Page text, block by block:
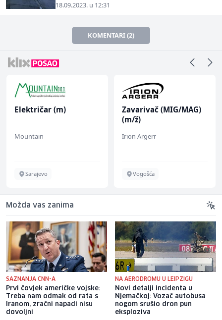
18.09.2023. u 12:31
KOMENTARI (2)
Električar (m)
Mountain
Sarajevo
Zavarivač (MIG/MAG)
(m/ž)
Irion Argerr
Vogošća
Možda vas zanima
SAZNANJA CNN-A
Prvi čovjek američke vojske:
Treba nam odmak od rata s
Iranom, zračni napadi nisu
dovoljni
NA AERODROMU U LEIPZIGU
Novi detalji incidenta u
Njemačkoj: Vozač autobusa
nogom srušio dron pun
eksploziva